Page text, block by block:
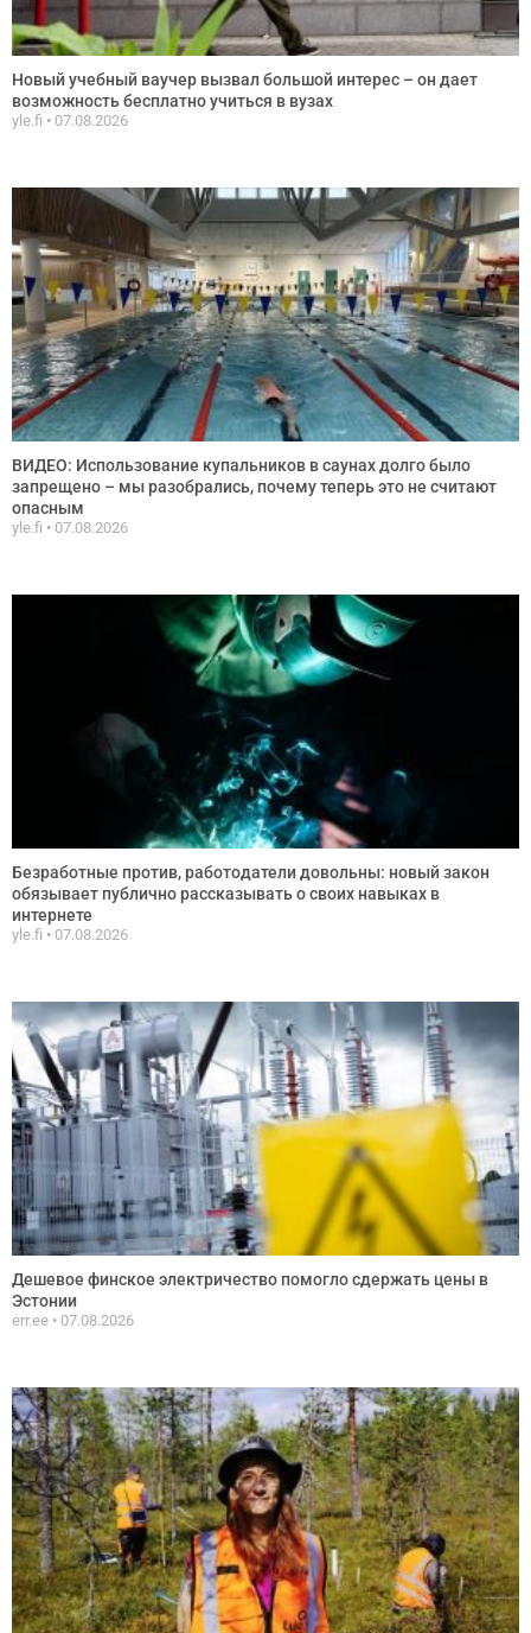
Новый учебный ваучер вызвал большой интерес – он дает
возможность бесплатно учиться в вузах
yle.fi 07.08.2026
ВИДЕО: Использование купальников в саунах долго было
запрещено – мы разобрались, почему теперь это не считают
опасным
yle.fi 07.08.2026
Безработные против, работодатели довольны: новый закон
обязывает публично рассказывать о своих навыках в
интернете
yle.fi 07.08.2026
Дешевое финское электричество помогло сдержать цены в
Эстонии
err.ee 07.08.2026